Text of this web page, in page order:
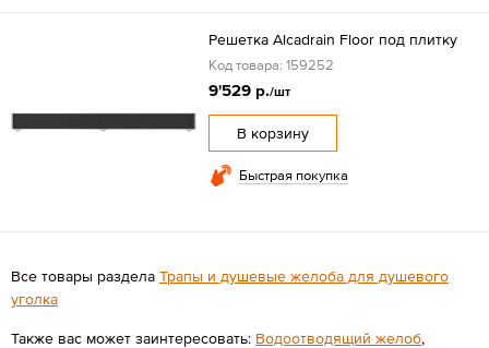
Решетка Alcadrain Floor под плитку
Код товара: 159252
9'529 р./шт
В корзину
Быстрая покупка
Все товары раздела Трапы и душевые желоба для душевого
уголка
Также вас может заинтересовать: Водоотводящий желоб,